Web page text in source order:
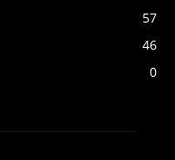
57
46
0